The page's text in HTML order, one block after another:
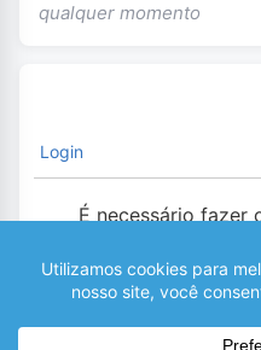
qualquer momento
Login
É necessário fazer
0 COMENTÁRIOS